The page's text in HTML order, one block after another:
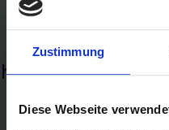
Zustimmung
Diese Webseite